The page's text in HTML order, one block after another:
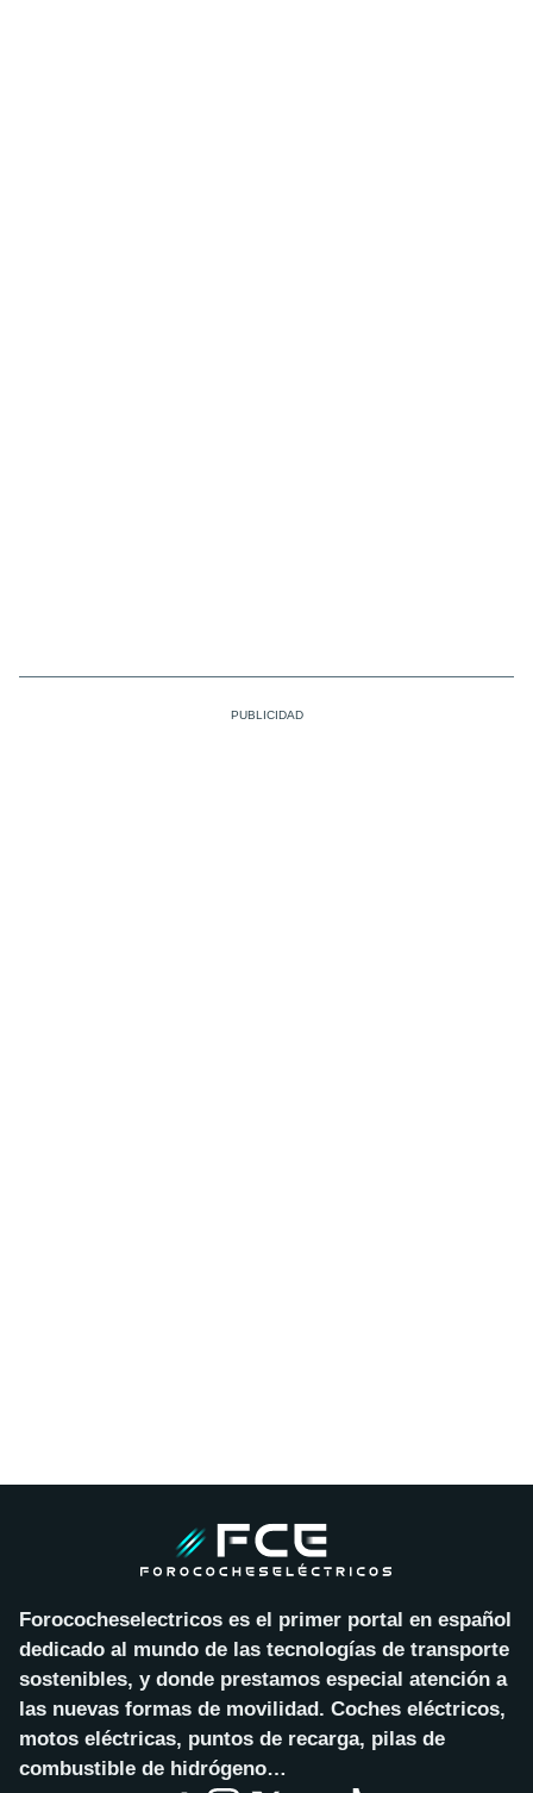
Forococheselectricos es el primer portal en español
dedicado al mundo de las tecnologías de transporte
sostenibles, y donde prestamos especial atención a
las nuevas formas de movilidad. Coches eléctricos,
motos eléctricas, puntos de recarga, pilas de
combustible de hidrógeno…